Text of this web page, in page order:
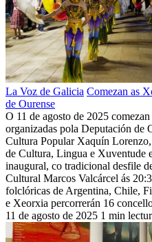
La Voz de Galicia Comezan as
de Ourense
O 11 de agosto de 2025
organizadas pola Deputación de
Cultura Popular Xaquín
de Cultura, Lingua e Xuventude
inaugural, co tradicional desfile
Cultural Marcos Valcárcel ás
folclóricas de Argentina, Chile,
e Xeorxia percorrerán 16
11 de agosto de 2025 1 min